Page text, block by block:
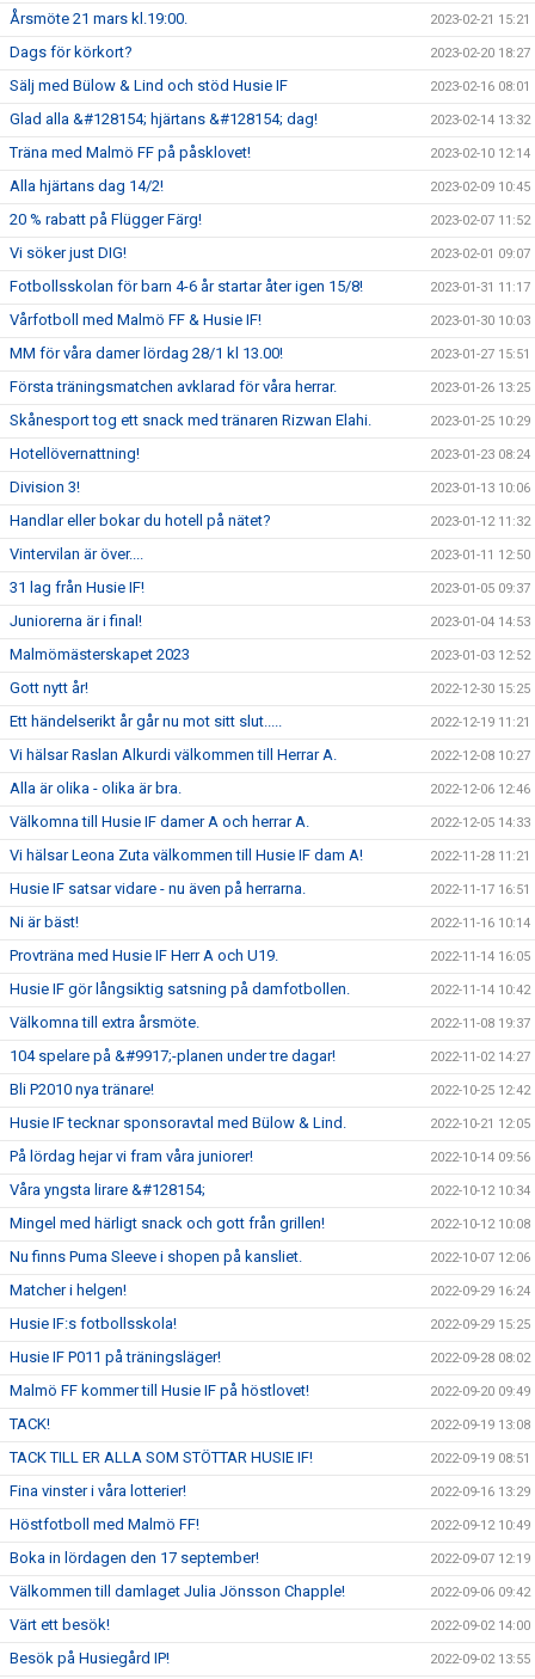
Årsmöte 21 mars kl.19:00. 2023-02-21 15:21
Dags för körkort? 2023-02-20 18:27
Sälj med Bülow & Lind och stöd Husie IF 2023-02-16 08:01
Glad alla &#128154; hjärtans &#128154; dag! 2023-02-14 13:32
Träna med Malmö FF på påsklovet! 2023-02-10 12:14
Alla hjärtans dag 14/2! 2023-02-09 10:45
20 % rabatt på Flügger Färg! 2023-02-07 11:52
Vi söker just DIG! 2023-02-01 09:07
Fotbollsskolan för barn 4-6 år startar åter igen 15/8! 2023-01-31 11:17
Vårfotboll med Malmö FF & Husie IF! 2023-01-30 10:03
MM för våra damer lördag 28/1 kl 13.00! 2023-01-27 15:51
Första träningsmatchen avklarad för våra herrar. 2023-01-26 13:25
Skånesport tog ett snack med tränaren Rizwan Elahi. 2023-01-25 10:29
Hotellövernattning! 2023-01-23 08:24
Division 3! 2023-01-13 10:06
Handlar eller bokar du hotell på nätet? 2023-01-12 11:32
Vintervilan är över.... 2023-01-11 12:50
31 lag från Husie IF! 2023-01-05 09:37
Juniorerna är i final! 2023-01-04 14:53
Malmömästerskapet 2023 2023-01-03 12:52
Gott nytt år! 2022-12-30 15:25
Ett händelserikt år går nu mot sitt slut..... 2022-12-19 11:21
Vi hälsar Raslan Alkurdi välkommen till Herrar A. 2022-12-08 10:27
Alla är olika - olika är bra. 2022-12-06 12:46
Välkomna till Husie IF damer A och herrar A. 2022-12-05 14:33
Vi hälsar Leona Zuta välkommen till Husie IF dam A! 2022-11-28 11:21
Husie IF satsar vidare - nu även på herrarna. 2022-11-17 16:51
Ni är bäst! 2022-11-16 10:14
Provträna med Husie IF Herr A och U19. 2022-11-14 16:05
Husie IF gör långsiktig satsning på damfotbollen. 2022-11-14 10:42
Välkomna till extra årsmöte. 2022-11-08 19:37
104 spelare på &#9917;-planen under tre dagar! 2022-11-02 14:27
Bli P2010 nya tränare! 2022-10-25 12:42
Husie IF tecknar sponsoravtal med Bülow & Lind. 2022-10-21 12:05
På lördag hejar vi fram våra juniorer! 2022-10-14 09:56
Våra yngsta lirare &#128154; 2022-10-12 10:34
Mingel med härligt snack och gott från grillen! 2022-10-12 10:08
Nu finns Puma Sleeve i shopen på kansliet. 2022-10-07 12:06
Matcher i helgen! 2022-09-29 16:24
Husie IF:s fotbollsskola! 2022-09-29 15:25
Husie IF P011 på träningsläger! 2022-09-28 08:02
Malmö FF kommer till Husie IF på höstlovet! 2022-09-20 09:49
TACK! 2022-09-19 13:08
TACK TILL ER ALLA SOM STÖTTAR HUSIE IF! 2022-09-19 08:51
Fina vinster i våra lotterier! 2022-09-16 13:29
Höstfotboll med Malmö FF! 2022-09-12 10:49
Boka in lördagen den 17 september! 2022-09-07 12:19
Välkommen till damlaget Julia Jönsson Chapple! 2022-09-06 09:42
Värt ett besök! 2022-09-02 14:00
Besök på Husiegård IP! 2022-09-02 13:55